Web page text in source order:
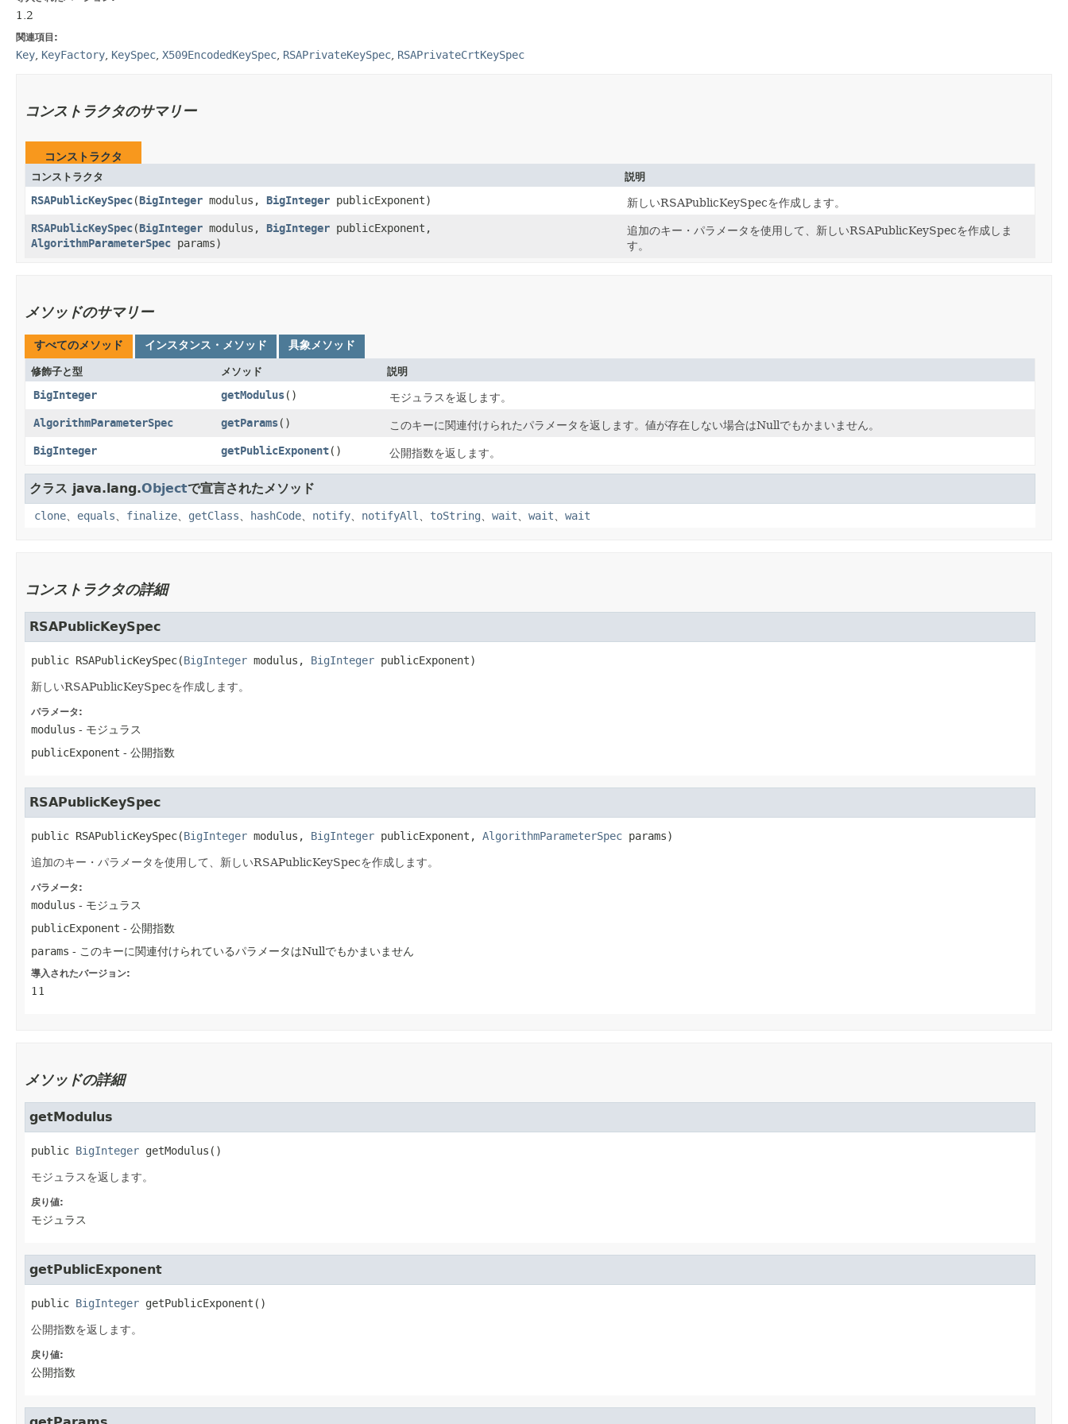
1.2
関連項目:
Key KeyFactory KeySpec X509EncodedKeySpec RSAPrivateKeySpec RSAPrivateCrtKeySpec
コンストラクタのサマリー
コンストラクタ
コンストラクタ 説明
RSAPublicKeySpec​(BigInteger modulus, BigInteger publicExponent) 新しいRSAPublicKeySpecを作成します。
RSAPublicKeySpec​(BigInteger modulus, BigInteger publicExponent,
AlgorithmParameterSpec params)
追加のキー・パラメータを使用して、新しいRSAPublicKeySpecを作成しま
す。
メソッドのサマリー
すべてのメソッド インスタンス・メソッド 具象メソッド
修飾子と型 メソッド 説明
BigInteger getModulus() モジュラスを返します。
AlgorithmParameterSpec getParams() このキーに関連付けられたパラメータを返します。値が存在しない場合はNullでもかまいません。
BigInteger getPublicExponent() 公開指数を返します。
クラス java.lang.Objectで宣言されたメソッド
clone、 equals、 finalize、 getClass、 hashCode、 notify、 notifyAll、 toString、 wait、 wait、 wait
コンストラクタの詳細
RSAPublicKeySpec
public RSAPublicKeySpec​(BigInteger modulus, BigInteger publicExponent)
新しいRSAPublicKeySpecを作成します。
パラメータ:
modulus - モジュラス
publicExponent - 公開指数
RSAPublicKeySpec
public RSAPublicKeySpec​(BigInteger modulus, BigInteger publicExponent, AlgorithmParameterSpec params)
追加のキー・パラメータを使用して、新しいRSAPublicKeySpecを作成します。
パラメータ:
modulus - モジュラス
publicExponent - 公開指数
params - このキーに関連付けられているパラメータはNullでもかまいません
導入されたバージョン:
11
メソッドの詳細
getModulus
public BigInteger getModulus ()
モジュラスを返します。
戻り値:
モジュラス
getPublicExponent
public BigInteger getPublicExponent ()
公開指数を返します。
戻り値:
公開指数